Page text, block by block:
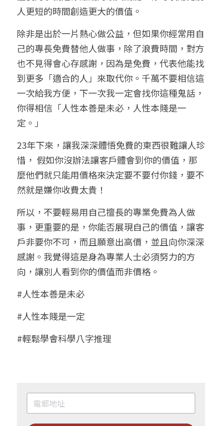
人更短的時間創造更大的價值。
除非是出於一片熱心做公益，但如果你經常用自
己的專長免費替他人做事，除了浪費時間，對方
也不見得會心存感謝，因為是免費，代表他能找
到更多「適合的人」來取代你。千萬不要相信這
一次給我方便，下一次我一定會找你這種鬼話，
你得相信「人性本善是未必，人性本賤是一
定。」
23年下來，讓我深深體悟免費的東西很難讓人珍
惜， 假如你沒辦法讓客戶體會到你的價值，那
麼他們就只能用價格來決定要不要付你錢，要不
然就是嫌你收費太貴！
所以，不要輕易用自己擅長的專業免費為人做
事，更重要的是，你能否展現自己的價值，讓客
戶非要你不可，而且願意出高價，並且向你深深
感謝。我覺得這是身為專業人士必須努力的方
向，讓別人看到你的價值而非價格。
#人性本善是未必
#人性本賤是一定
#輕鬆學會科學八字推理